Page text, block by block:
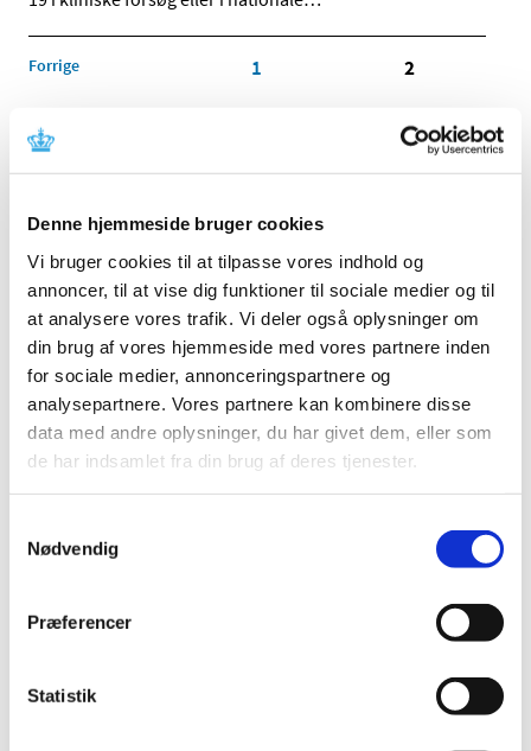
Denne hjemmeside bruger cookies
Vi bruger cookies til at tilpasse vores indhold og
annoncer, til at vise dig funktioner til sociale medier og til
at analysere vores trafik. Vi deler også oplysninger om
din brug af vores hjemmeside med vores partnere inden
for sociale medier, annonceringspartnere og
analysepartnere. Vores partnere kan kombinere disse
data med andre oplysninger, du har givet dem, eller som
de har indsamlet fra din brug af deres tjenester.
Nødvendig
Præferencer
Statistik
Forrige 1 2
Alle (2505)
2026 (83)
2025 (158)
2024 (224)
2023 (195)
2022 (197)
2020 (263)
december (24)
september (20)
juli (11)
april (24)